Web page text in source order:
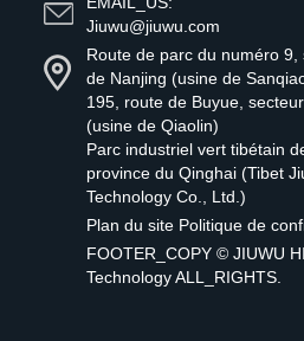
Jiuwu@jiuwu.com
Route de parc du numéro
de Nanjing (usine de
195, route de Buyue,
(usine de Qiaolin)
Parc industriel vert tibétain
province du Qinghai (Tibet
Technology Co., Ltd.)
Plan du site Politique de
FOOTER_COPY © JIUWU
TechnologyALL_RIGHTS.